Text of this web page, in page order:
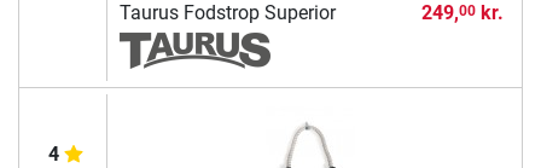
Taurus Fodstrop Superior 249,00kr.
4